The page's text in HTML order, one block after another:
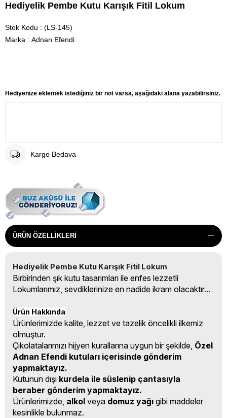
Hediyelik Pembe Kutu Karışık Fitil Lokum
Stok Kodu
(LS-145)
Marka : Adnan Efendi
Hediyenize eklemek istediğiniz bir not varsa, aşağıdaki alana yazabilirsiniz.
Kargo Bedava
ÜRÜN ÖZELLIKLERI
Hediyelik Pembe Kutu Karışık Fitil Lokum
Birbirinden şık kutu tasarımları ile enfes lezzetli
Lokumlarımız, sevdiklerinize en nadide ikram olacaktır...
Ürün Hakkında
Ürünlerimizde kalite, lezzet ve tazelik öncelikli ilkemiz
olmuştur.
Çikolatalarımızı hijyen kurallarına uygun bir şekilde, Özel
Adnan Efendi kutuları içerisinde gönderim
yapmaktayız.
Kutunun dışı kurdela ile süslenip çantasıyla
beraber gönderim yapmaktayız.
Ürünlerimizde, alkol veya domuz yağı gibi maddeler
kesinlikle bulunmaz.